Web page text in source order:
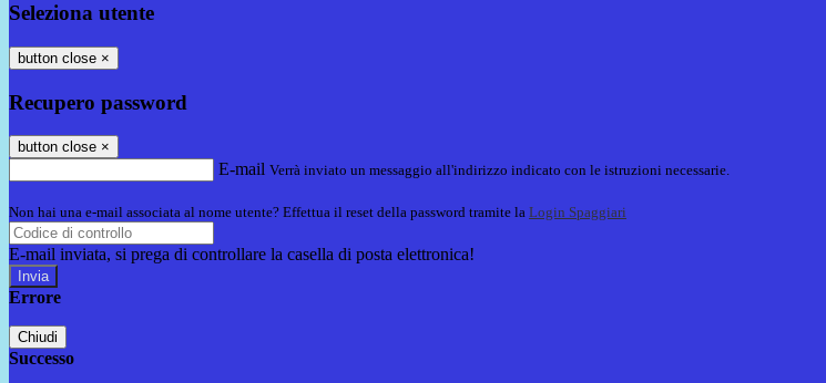
Seleziona utente
button close ×
Recupero password
button close ×
E-mail Verrà inviato un messaggio all'indirizzo indicato con le istruzioni necessarie.
Non hai una e-mail associata al nome utente? Effettua il reset della password tramite la Login Spaggiari
E-mail inviata, si prega di controllare la casella di posta elettronica!
Errore
Chiudi
Successo